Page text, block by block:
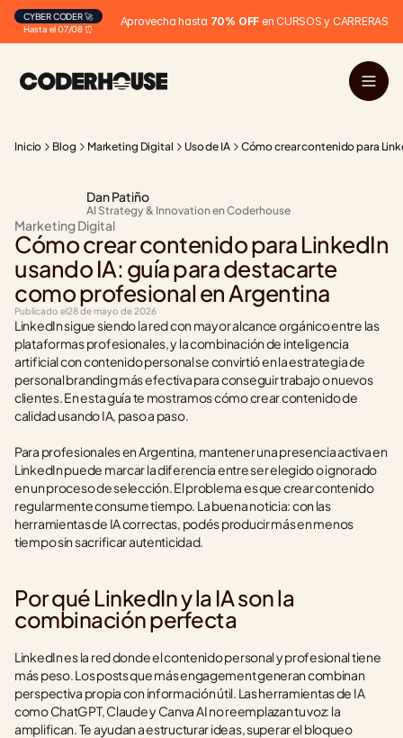
Hasta el 07/08 ⏰
CYBER CODER 🚀 Aprovecha hasta 70% OFF en CURSOS y CARRERAS
Inicio Blog Marketing Digital Uso de IA Cómo crear contenido para
Dan Patiño
AI Strategy & Innovation en Coderhouse
Marketing Digital
Cómo crear contenido para LinkedIn
usando IA: guía para destacarte
como profesional en Argentina
Publicado el28 de mayo de 2026
LinkedIn sigue siendo la red con mayor alcance orgánico entre las
plataformas profesionales, y la combinación de inteligencia
artificial con contenido personal se convirtió en la estrategia de
personal branding más efectiva para conseguir trabajo o nuevos
clientes. En esta guía te mostramos cómo crear contenido de
calidad usando IA, paso a paso.
Para profesionales en Argentina, mantener una presencia activa en
LinkedIn puede marcar la diferencia entre ser elegido o ignorado
en un proceso de selección. El problema es que crear contenido
regularmente consume tiempo. La buena noticia: con las
herramientas de IA correctas, podés producir más en menos
tiempo sin sacrificar autenticidad.
Por qué LinkedIn y la IA son la
combinación perfecta
LinkedIn es la red donde el contenido personal y profesional tiene
más peso. Los posts que más engagement generan combinan
perspectiva propia con información útil. Las herramientas de IA
como ChatGPT, Claude y Canva AI no reemplazan tu voz: la
amplifican. Te ayudan a estructurar ideas, superar el bloqueo